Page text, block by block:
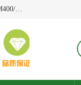
广东泓威电气设备有限公司是一家专业从事EATON凸轮开关T0,EATON隔离开关P,EATON伊顿软启动器,EATON接触器DILM400/22,ETN隔离开关P1-32/EA/SVB,凸轮开关T0-2-1/EA/SVB,伊顿软启动器S811+V42N3SP等品牌的电气自动化产品代理经销商。